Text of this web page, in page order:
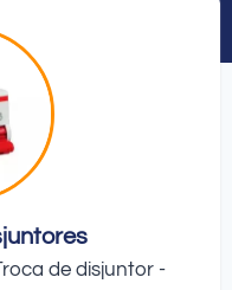
de disjuntor -